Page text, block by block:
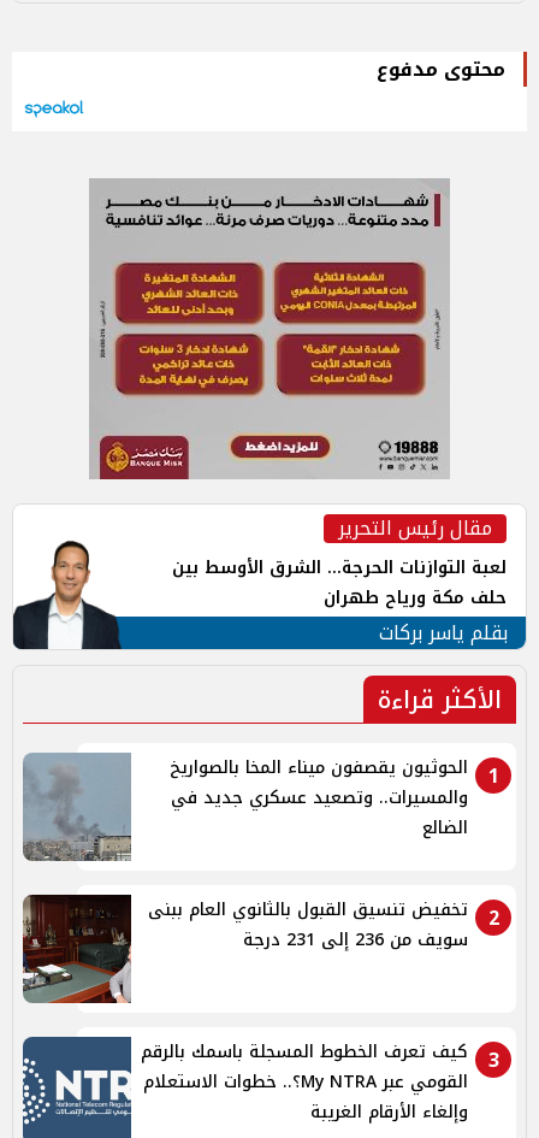
محتوى مدفوع
مقال رئيس التحرير
لعبة التوازنات الحرجة... الشرق الأوسط بين
حلف مكة ورياح طهران
بقلم ياسر بركات
الأكثر قراءة
1
الحوثيون يقصفون ميناء المخا بالصواريخ
والمسيرات.. وتصعيد عسكري جديد في
الضالع
2
تخفيض تنسيق القبول بالثانوي العام ببنى
سويف من 236 إلى 231 درجة
3
كيف تعرف الخطوط المسجلة باسمك بالرقم
القومي عبر My NTRA؟.. خطوات الاستعلام
وإلغاء الأرقام الغريبة